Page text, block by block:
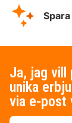
Ja, jag vill
unika
via e-post